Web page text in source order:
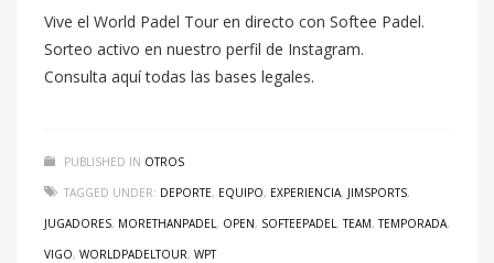
Vive el World Padel Tour en directo con Softee Padel.
Sorteo activo en nuestro perfil de Instagram.
Consulta aquí todas las bases legales.
PUBLISHED IN OTROS
TAGGED UNDER: DEPORTE, EQUIPO, EXPERIENCIA, JIMSPORTS,
JUGADORES, MORETHANPADEL, OPEN, SOFTEEPADEL,TEAM,TEMPORADA,
VIGO, WORLDPADELTOUR, WPT